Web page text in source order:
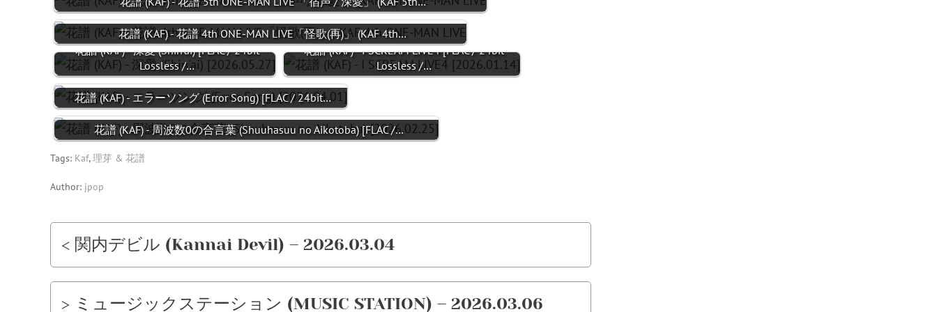
花譜 (KAF) - 花譜 4th ONE-MAN LIVE「怪歌(再)」 (KAF 4th…
花譜 (KAF) - 深愛 (Shin'ai) [FLAC / 24bit
Lossless /…
花譜 (KAF) - I SCREAM LIVE4 [FLAC / 24bit
Lossless /…
花譜 (KAF) - エラーソング (Error Song) [FLAC / 24bit…
花譜 (KAF) - 周波数0の合言葉 (Shuuhasuu no Aikotoba) [FLAC /…
Tags: Kaf,理芽 & 花譜
Author: jpop
< 関内デビル (Kannai Devil) – 2026.03.04
> ミュージックステーション (MUSIC STATION) – 2026.03.06